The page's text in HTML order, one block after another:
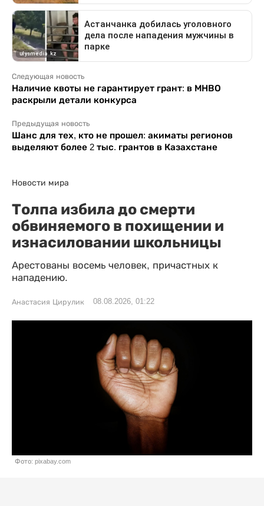
Следующая новость
Наличие квоты не гарантирует грант: в МНВО
раскрыли детали конкурса
Предыдущая новость
Шанс для тех, кто не прошел: акиматы регионов
выделяют более 2 тыс. грантов в Казахстане
Новости мира
Толпа избила до смерти
обвиняемого в похищении и
изнасиловании школьницы
Арестованы восемь человек, причастных к
нападению.
Анастасия Цирулик 08.08.2026, 01:22
Фото: pixabay.com